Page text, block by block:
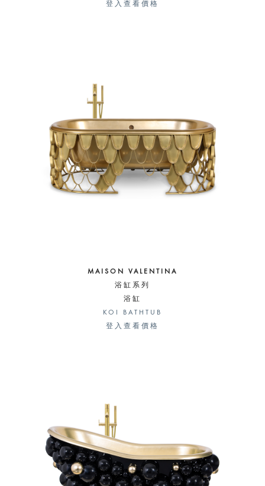
登入查看價格
MAISON VALENTINA
浴缸系列
浴缸
KOI BATHTUB
登入查看價格